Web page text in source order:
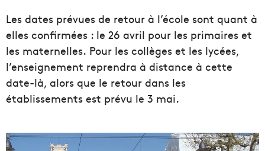
Les dates prévues de retour à l’école sont quant à
elles confirmées : le 26 avril pour les primaires et
les maternelles. Pour les collèges et les lycées,
l’enseignement reprendra à distance à cette
date-là, alors que le retour dans les
établissements est prévu le 3 mai.
G